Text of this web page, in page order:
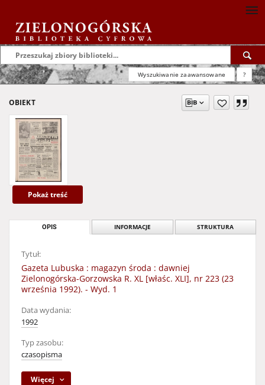
Wyszukiwanie zaawansowane ?
OBIEKT
Pokaż treść
OPIS INFORMACJE STRUKTURA
Tytuł:
Gazeta Lubuska : magazyn środa : dawniej
Zielonogórska-Gorzowska R. XL [właśc. XLI], nr 223 (23
września 1992). - Wyd. 1
Data wydania:
1992
Typ zasobu:
czasopisma
Więcej